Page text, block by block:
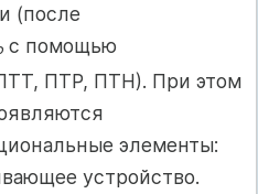
(после
с помощью
ПТР, ПТН). При этом
элементы:
устройство.